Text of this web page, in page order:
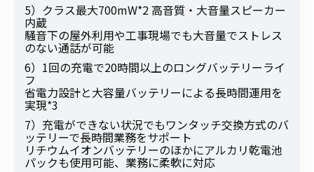
5）クラス最大700mW*2 高音質・大音量スピーカー
内蔵
騒音下の屋外利用や工事現場でも大音量でストレス
のない通話が可能
6）1回の充電で20時間以上のロングバッテリーライ
フ
省電力設計と大容量バッテリーによる長時間運用を
実現*3
7）充電ができない状況でもワンタッチ交換方式のバ
ッテリーで長時間業務をサポート
リチウムイオンバッテリーのほかにアルカリ乾電池
パックも使用可能、業務に柔軟に対応